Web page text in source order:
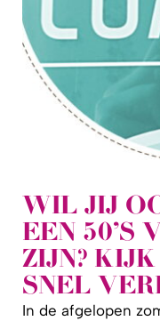
WIL JIJ
EEN 50’S
ZIJN?
SNEL
In de afgelopen